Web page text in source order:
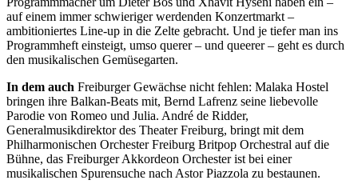
auf einem immer schwieriger werdenden Konzertmarkt –
ambitioniertes Line-up in die Zelte gebracht. Und je tiefer man ins
Programmheft einsteigt, umso querer – und queerer – geht es durch
den musikalischen Gemüsegarten.
In dem auch Freiburger Gewächse nicht fehlen: Malaka Hostel
bringen ihre Balkan-Beats mit, Bernd Lafrenz seine liebevolle
Parodie von Romeo und Julia. André de Ridder,
Generalmusikdirektor des Theater Freiburg, bringt mit dem
Philharmonischen Orchester Freiburg Britpop Orchestral auf die
Bühne, das Freiburger Akkordeon Orchester ist bei einer
musikalischen Spurensuche nach Astor Piazzola zu bestaunen.